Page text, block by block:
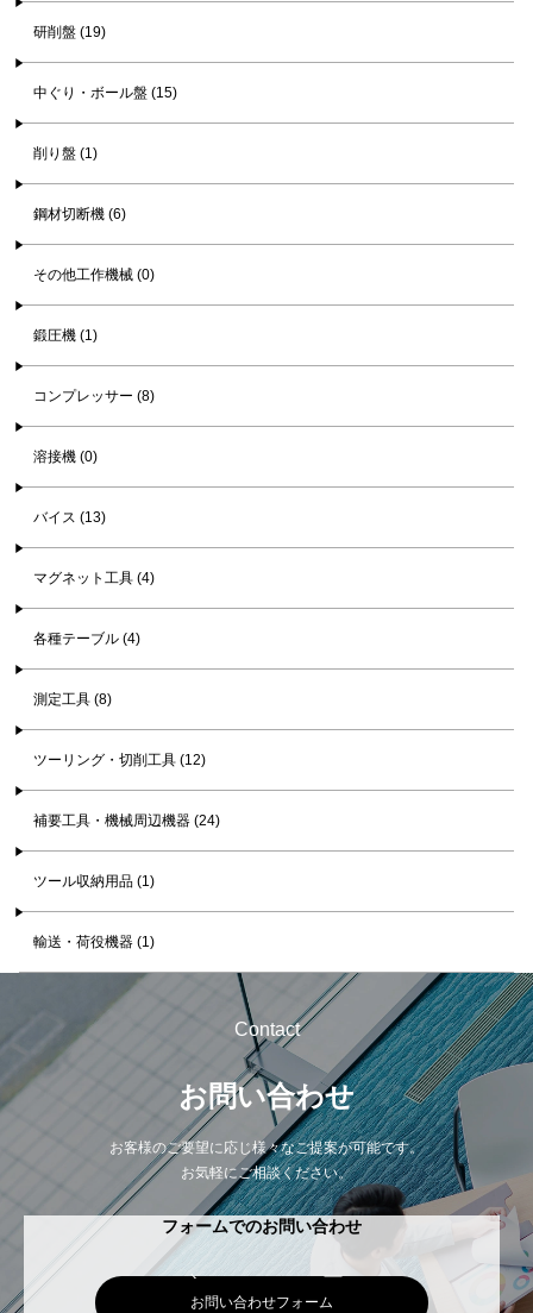
研削盤 (19)
中ぐり・ボール盤 (15)
削り盤 (1)
鋼材切断機 (6)
その他工作機械 (0)
鍛圧機 (1)
コンプレッサー (8)
溶接機 (0)
バイス (13)
マグネット工具 (4)
各種テーブル (4)
測定工具 (8)
ツーリング・切削工具 (12)
補要工具・機械周辺機器 (24)
ツール収納用品 (1)
輸送・荷役機器 (1)
Contact
お問い合わせ
お客様のご要望に応じ様々なご提案が可能です。
お気軽にご相談ください。
フォームでのお問い合わせ
お問い合わせフォーム